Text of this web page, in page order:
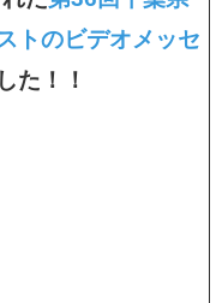
トのビデオメッセ
た！！